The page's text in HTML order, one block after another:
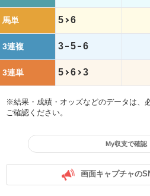
馬単 5 6
3連複 3 5 6
3連単 5 6 3
※結果・成績・オッズなどのデータは、
ご確認ください。
My収支で確認
画面キャプチャの